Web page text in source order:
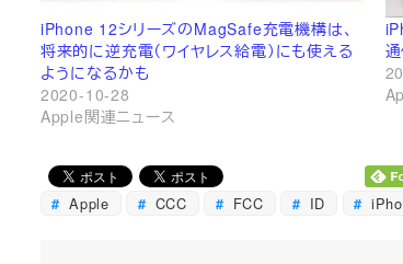
iPhone 12シリーズのMagSafe充電機構は、
将来的に逆充電（ワイヤレス給電）にも使える
ようになるかも
2020-10-28
Apple関連ニュース
Apple CCC FCC ID